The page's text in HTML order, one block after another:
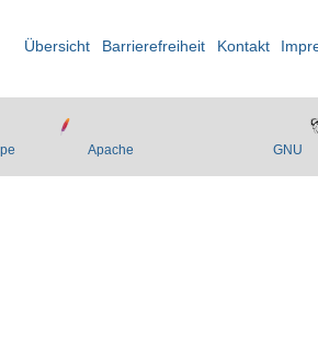
Übersicht Barrierefreiheit Kontakt
Apache GNU